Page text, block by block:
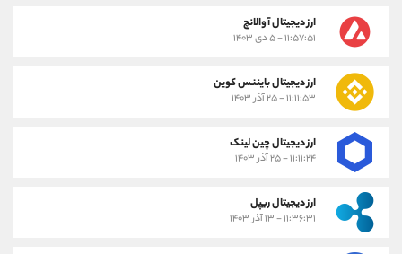
ارز دیجیتال آوالانچ
۱۱:۵۷:۵۱ - ۵ دی ۱۴۰۳
ارز دیجیتال بایننس کوین
۱۱:۱۱:۵۳ - ۲۵ آذر ۱۴۰۳
ارز دیجیتال چین لینک
۱۱:۱۱:۲۴ - ۲۵ آذر ۱۴۰۳
ارز دیجیتال ریپل
۱۱:۳۶:۳۱ - ۱۳ آذر ۱۴۰۳